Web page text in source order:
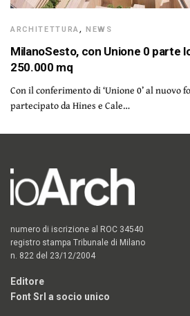
ARCHITETTURA,NEWS
MilanoSesto, con Unione 0 parte
250.000 mq
Con il conferimento di ‘Unione 0’ al nuovo
partecipato da Hines e Cale…
numero di iscrizione al ROC 34540
registro stampa Tribunale di Milano
n. 822 del 23/12/2004
Editore
Font Srl a socio unico